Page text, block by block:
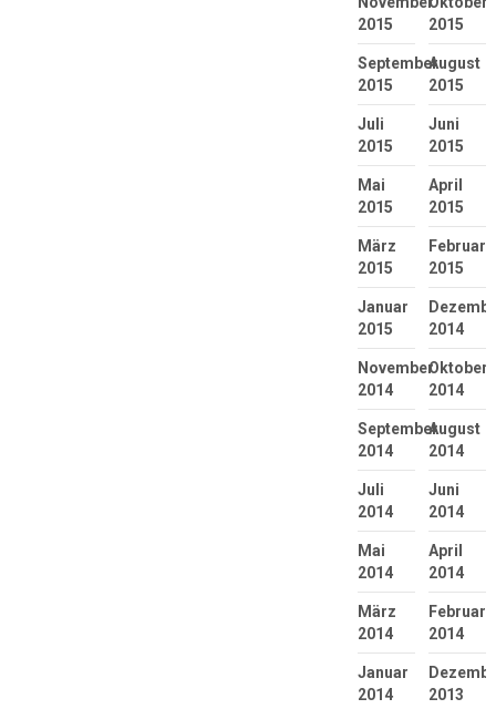
2015
2015
September
2015
August
2015
Juli
2015
Juni
2015
Mai
2015
April
2015
März
2015
Februar
2015
Januar
2015
2014
November
2014
Oktober
2014
September
2014
August
2014
Juli
2014
Juni
2014
Mai
2014
April
2014
März
2014
Februar
2014
Januar
2014
2013